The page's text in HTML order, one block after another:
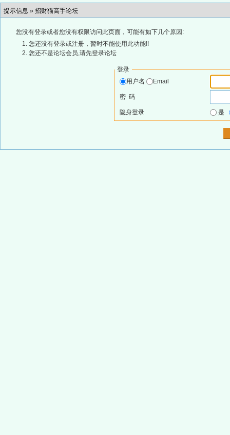
提示信息 » 招财猫高手论坛
您没有登录或者您没有权限访问此页面，可能有如下几个原因:
您还没有登录或注册，暂时不能使用此功能!!
您还不是论坛会员,请先登录论坛
登录
用户名
Email
密 码
隐身登录 是